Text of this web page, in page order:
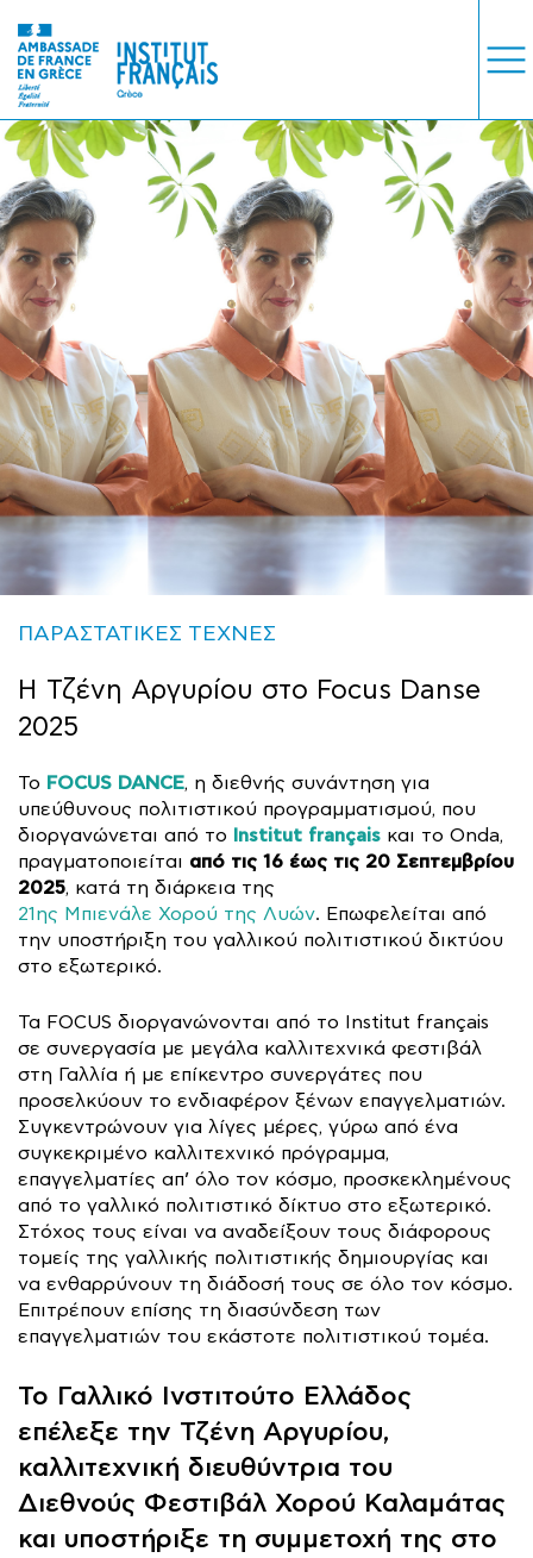
ΜΑΘΗΜΑΤΑ
ΕΞΕΤΑΣΕΙΣ
ΣΠΟΥΔΕΣ
ΣΥΝΕΡΓΕΙΕΣ
ΒΙΒΛΙΟΘΗΚΗ
ΠΑΡΑΣΤΑΤΙΚΕΣ ΤΕΧΝΕΣ
Η Τζένη Αργυρίου στο Focus Danse
2025
Το FOCUS DANCE, η διεθνής συνάντηση για
υπεύθυνους πολιτιστικού προγραμματισμού, που
διοργανώνεται από το Institut français και το Onda,
πραγματοποιείται από τις 16 έως τις 20 Σεπτεμβρίου
2025, κατά τη διάρκεια της
21ης Μπιενάλε Χορού της Λυών. Επωφελείται από
την υποστήριξη του γαλλικού πολιτιστικού δικτύου
στο εξωτερικό.
Τα FOCUS διοργανώνονται από το Institut français
σε συνεργασία με μεγάλα καλλιτεχνικά φεστιβάλ
στη Γαλλία ή με επίκεντρο συνεργάτες που
προσελκύουν το ενδιαφέρον ξένων επαγγελματιών.
Συγκεντρώνουν για λίγες μέρες, γύρω από ένα
συγκεκριμένο καλλιτεχνικό πρόγραμμα,
επαγγελματίες απ’ όλο τον κόσμο, προσκεκλημένους
από το γαλλικό πολιτιστικό δίκτυο στο εξωτερικό.
Στόχος τους είναι να αναδείξουν τους διάφορους
τομείς της γαλλικής πολιτιστικής δημιουργίας και
να ενθαρρύνουν τη διάδοσή τους σε όλο τον κόσμο.
Επιτρέπουν επίσης τη διασύνδεση των
επαγγελματιών του εκάστοτε πολιτιστικού τομέα.
Το Γαλλικό Ινστιτούτο Ελλάδος
επέλεξε την Τζένη Αργυρίου,
καλλιτεχνική διευθύντρια του
Διεθνούς Φεστιβάλ Χορού Καλαμάτας
και υποστήριξε τη συμμετοχή της στο